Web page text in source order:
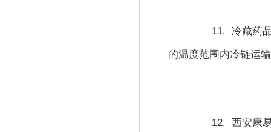
11. 冷藏药
的温度范围内冷链运
12. 西安康